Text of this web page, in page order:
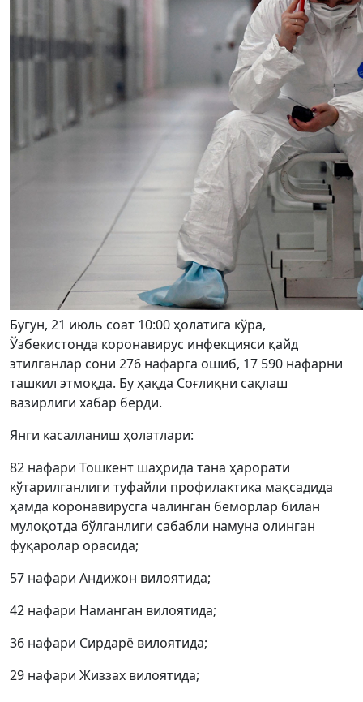
Бугун, 21 июль соат 10:00 ҳолатига кўра,
Ўзбекистонда коронавирус инфекцияси қайд
этилганлар сони 276 нафарга ошиб, 17 590 нафарни
ташкил этмоқда. Бу ҳақда Соғлиқни сақлаш
вазирлиги хабар берди.
Янги касалланиш ҳолатлари:
82 нафари Тошкент шаҳрида тана ҳарорати
кўтарилганлиги туфайли профилактика мақсадида
ҳамда коронавирусга чалинган беморлар билан
мулоқотда бўлганлиги сабабли намуна олинган
фуқаролар орасида;
57 нафари Андижон вилоятида;
42 нафари Наманган вилоятида;
36 нафари Сирдарё вилоятида;
29 нафари Жиззах вилоятида;